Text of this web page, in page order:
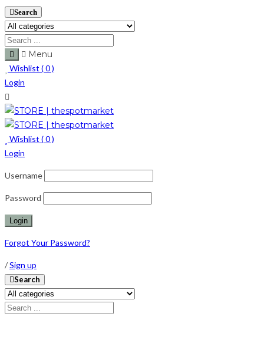
Search
Menu
Wishlist (0)
Login
Wishlist (0)
Login
Username
Password
Forgot Your Password?
/Sign up
Search